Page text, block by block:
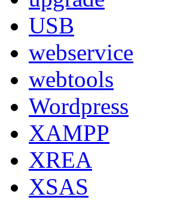
USB
webservice
webtools
Wordpress
XAMPP
XREA
XSAS